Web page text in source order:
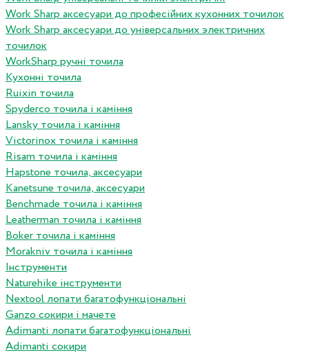
Work Sharp аксесуари до професiйних кухонних точилок
Work Sharp аксесуари до унiверсальних электричних
точилок
WorkSharp ручні точила
Кухонні точила
Ruixin точила
Spyderco точила і каміння
Lansky точила і каміння
Victorinox точила і каміння
Risam точила і каміння
Hapstone точила, аксесуари
Kanetsune точила, аксесуари
Benchmade точила і каміння
Leatherman точила і каміння
Boker точила і каміння
Morakniv точила і каміння
Інструменти
Naturehike інструменти
Nextool лопати багатофункціональні
Ganzo сокири і мачете
Adimanti лопати багатофункціональні
Adimanti сокири